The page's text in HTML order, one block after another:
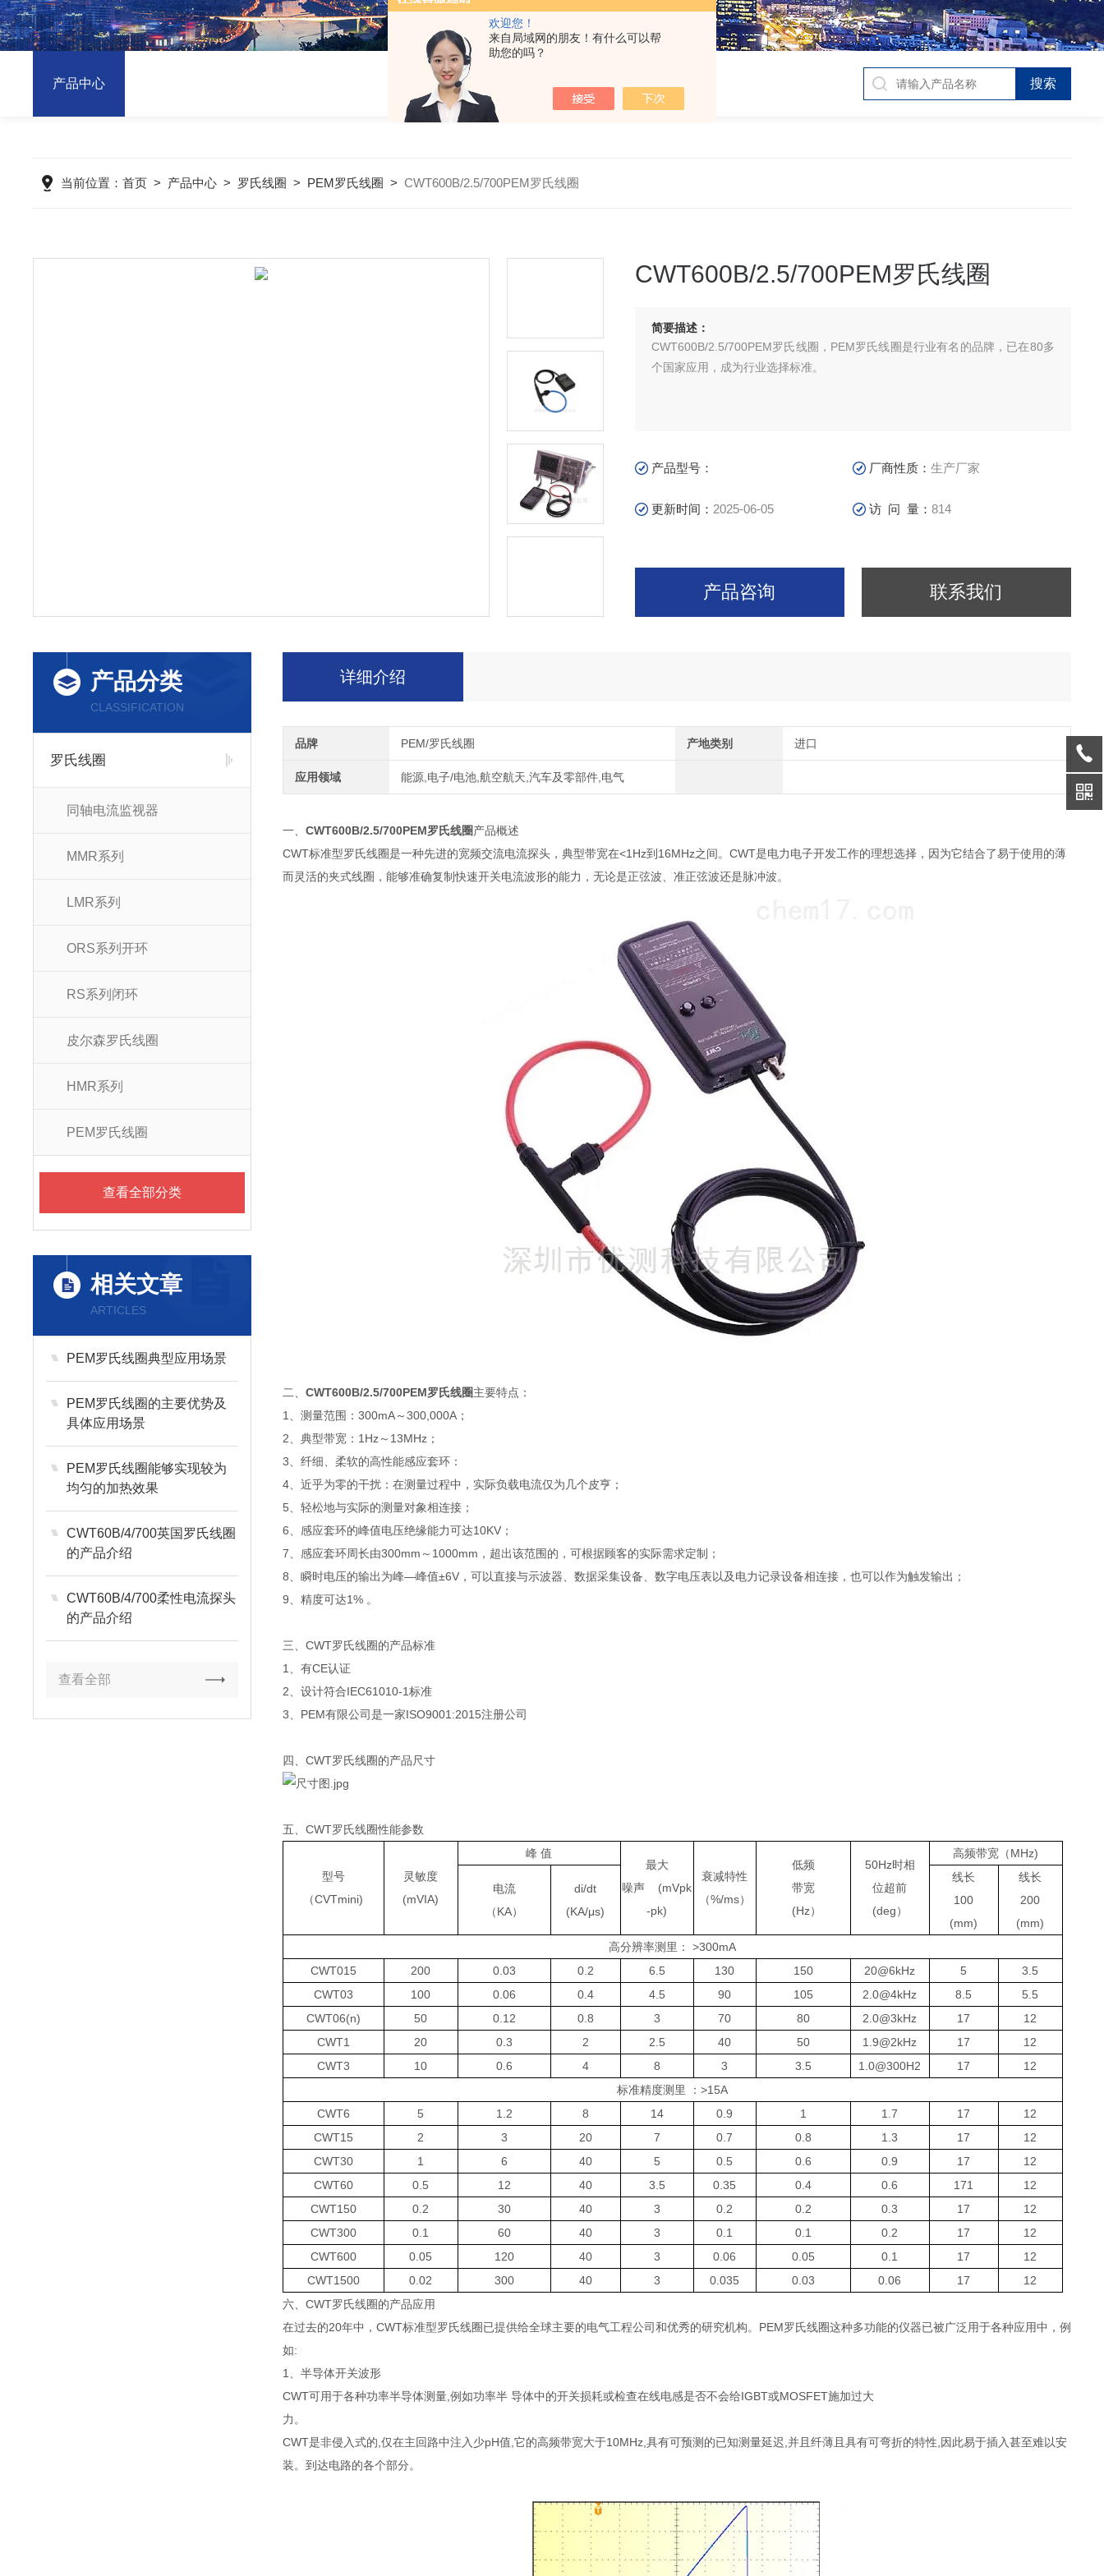
欢迎您！
来自局域网的朋友！有什么可以帮
助您的吗？
产品中心
当前位置：首页 > 产品中心 > 罗氏线圈 > PEM罗氏线圈 >CWT600B/2.5/700PEM罗氏线圈
CWT600B/2.5/700PEM罗氏线圈
简要描述：
CWT600B/2.5/700PEM罗氏线圈，PEM罗氏线圈是行业有名的品牌，已在80多
个国家应用，成为行业选择标准。
产品型号： 厂商性质：生产厂家
更新时间： 2025-06-05 访 问 量：814
产品咨询 联系我们
产品分类
CLASSIFICATION
罗氏线圈
同轴电流监视器
MMR系列
LMR系列
ORS系列开环
RS系列闭环
皮尔森罗氏线圈
HMR系列
PEM罗氏线圈
查看全部分类
相关文章
ARTICLES
PEM罗氏线圈典型应用场景
PEM罗氏线圈的主要优势及
具体应用场景
PEM罗氏线圈能够实现较为
均匀的加热效果
CWT60B/4/700英国罗氏线圈
的产品介绍
CWT60B/4/700柔性电流探头
的产品介绍
查看全部
详细介绍
品牌 PEM/罗氏线圈 产地类别 进口
应用领域 能源,电子/电池,航空航天,汽车及零部件,电气
一、 CWT600B/2.5/700PEM罗氏线圈产品概述
CWT标准型罗氏线圈是一种先进的宽频交流电流探头，典型带宽在<1Hz到16MHz之间。CWT是电力电子开发工作的理想选择，因为它结合了易于使用的薄
而灵活的夹式线圈，能够准确复制快速开关电流波形的能力，无论是正弦波、准正弦波还是脉冲波。
二、 CWT600B/2.5/700PEM罗氏线圈主要特点：
1、测量范围：300mA～300,000A；
2、典型带宽：1Hz～13MHz；
3、纤细、柔软的高性能感应套环：
4、近乎为零的干扰：在测量过程中，实际负载电流仅为几个皮亨；
5、轻松地与实际的测量对象相连接；
6、感应套环的峰值电压绝缘能力可达10KV；
7、感应套环周长由300mm～1000mm，超出该范围的，可根据顾客的实际需求定制；
8、瞬时电压的输出为峰—峰值±6V，可以直接与示波器、数据采集设备、数字电压表以及电力记录设备相连接，也可以作为触发输出；
9、精度可达1% 。
三、CWT罗氏线圈的产品标准
1、有CE认证
2、设计符合IEC61010-1标准
3、PEM有限公司是一家ISO9001:2015注册公司
四、CWT罗氏线圈的产品尺寸
五、CWT罗氏线圈性能参数
型号
（CVTmini)
灵敏度
(mVIA)
峰 值
最大
噪声 (mVpk
-pk)
衰减特性
（%/ms）
低频
带宽
(Hz）
50Hz时相
位超前
(deg）
高频带宽（MHz)
电流
（KA）
di/dt
(KA/μs)
线长
100
(mm)
线长
200
(mm)
高分辨率测里： >300mA
CWT015
200 0.03 0.2 6.5 130 150 20@6kHz 5
3.5
CWT03
100 0.06 0.4 4.5 90 105 2.0@4kHz 8.5
5.5
CWT06(n)
50 0.12 0.8 3 70 80 2.0@3kHz 17
12
CWT1
20 0.3 2 2.5 40 50 1.9@2kHz 17
12
CWT3
10 0.6 4 8 3 3.5 1.0@300H2 17
12
标准精度测里 ：>15A
CWT6
5 1.2 8 14 0.9 1 1.7 17
12
CWT15
2 3 20 7 0.7 0.8 1.3 17
12
CWT30
1 6 40 5 0.5 0.6 0.9 17
12
CWT60
0.5 12 40 3.5 0.35 0.4 0.6 171
12
CWT150
0.2 30 40 3 0.2 0.2 0.3 17
12
CWT300
0.1 60 40 3 0.1 0.1 0.2 17
12
CWT600
0.05 120 40 3 0.06 0.05 0.1 17
12
CWT1500
0.02 300 40 3 0.035 0.03 0.06 17
12
六、CWT罗氏线圈的产品应用
在过去的20年中，CWT标准型罗氏线圈已提供给全球主要的电气工程公司和优秀的研究机构。PEM罗氏线圈这种多功能的仪器已被广泛用于各种应用中，例
如:
1、半导体开关波形
CWT可用于各种功率半导体测量,例如功率半 导体中的开关损耗或检查在线电感是否不会给IGBT或MOSFET施加过大
力。
CWT是非侵入式的,仅在主回路中注入少pH值,它的高频带宽大于10MHz,具有可预测的已知测量延迟,并且纤薄且具有可弯折的特性,因此易于插入甚至难以安
装。到达电路的各个部分。